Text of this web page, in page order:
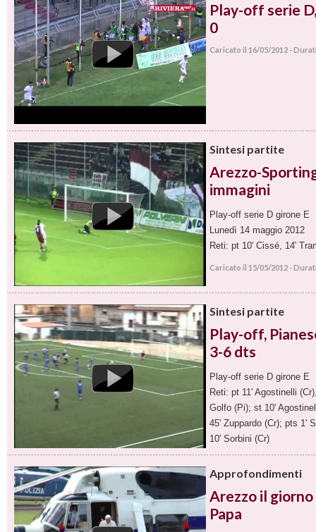
Play-off serie
0
Caricato il 16/05/2012 -
Sintesi partite
Arezzo-
immagini
Play-off serie D girone E
Lunedì 14 maggio 2012
Reti: pt 10' Cissé, 14'
Caricato il 15/05/2012 -
Sintesi partite
Play-off,
3-6 dts
Play-off serie D girone E
Reti: pt 11' Agostinelli
Golfo (Pi); st 10'
45' Zuppardo (Cr); pts 1'
10' Sorbini (Cr)
Approfondimenti
Arezzo il
Papa